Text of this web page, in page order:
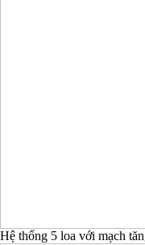
Hệ thống 5 loa với mạch